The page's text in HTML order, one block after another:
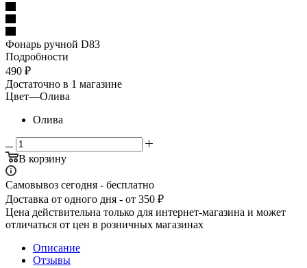
Фонарь ручной D83
Подробности
490 ₽
Достаточно в 1 магазине
Цвет—Олива
Олива
В корзину
Самовывоз сегодня - бесплатно
Доставка от одного дня - от 350 ₽
Цена действительна только для интернет-магазина и может
отличаться от цен в розничных магазинах
Описание
Отзывы